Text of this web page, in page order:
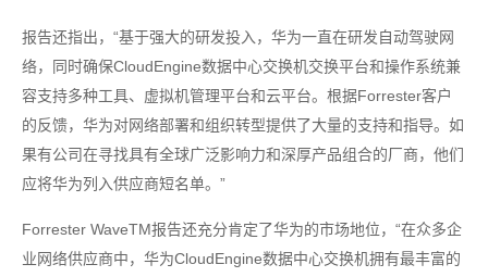
报告还指出，“基于强大的研发投入，华为一直在研发自动驾驶网
络，同时确保CloudEngine数据中心交换机交换平台和操作系统兼
容支持多种工具、虚拟机管理平台和云平台。根据Forrester客户
的反馈，华为对网络部署和组织转型提供了大量的支持和指导。如
果有公司在寻找具有全球广泛影响力和深厚产品组合的厂商，他们
应将华为列入供应商短名单。”
Forrester WaveTM报告还充分肯定了华为的市场地位，“在众多企
业网络供应商中，华为CloudEngine数据中心交换机拥有最丰富的